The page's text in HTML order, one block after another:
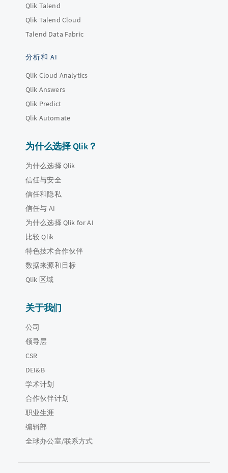
Qlik Talend
Qlik Talend Cloud
Talend Data Fabric
分析和 AI
Qlik Cloud Analytics
Qlik Answers
Qlik Predict
Qlik Automate
为什么选择 Qlik？
为什么选择 Qlik
信任与安全
信任和隐私
信任与 AI
为什么选择 Qlik for AI
比较 Qlik
特色技术合作伙伴
数据来源和目标
Qlik 区域
关于我们
公司
领导层
CSR
DEI&B
学术计划
合作伙伴计划
职业生涯
编辑部
全球办公室/联系方式